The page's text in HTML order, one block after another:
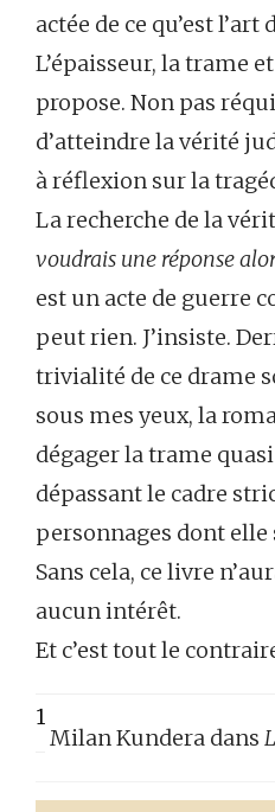
actée de ce qu’est l’art
L’épaisseur, la trame
propose. Non pas
d’atteindre la vérité
à réflexion sur la
La recherche de la
voudrais une réponse
est un acte de guerre
peut rien. J’insiste.
trivialité de ce drame
sous mes yeux, la
dégager la trame
dépassant le cadre
personnages dont elle
Sans cela, ce livre
aucun intérêt.
Et c’est tout le
1
Milan Kundera dans